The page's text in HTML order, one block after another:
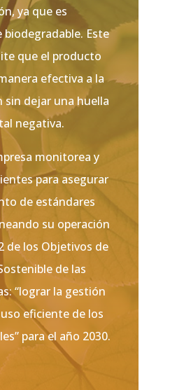
ya que es
Este
que el producto
efectiva a la
sin dejar una huella
negativa.
monitorea y
para asegurar
de estándares
su operación
de los Objetivos de
de las
“lograr la gestión
eficiente de los
para el año 2030.